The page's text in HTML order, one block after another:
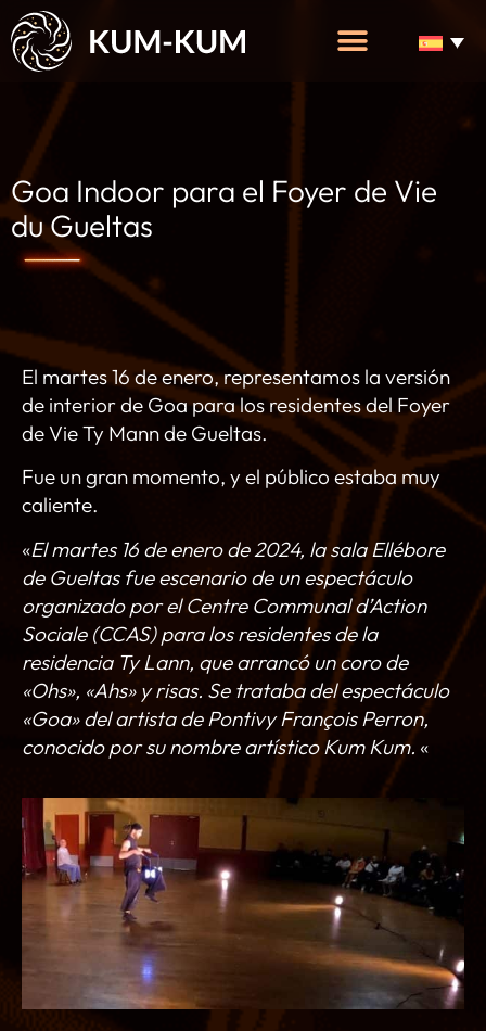
Goa Indoor para el Foyer de Vie
du Gueltas
El martes 16 de enero, representamos la versión
de interior de Goa para los residentes del Foyer
de Vie Ty Mann de Gueltas.
Fue un gran momento, y el público estaba muy
caliente.
«El martes 16 de enero de 2024, la sala Ellébore
de Gueltas fue escenario de un espectáculo
organizado por el Centre Communal d’Action
Sociale (CCAS) para los residentes de la
residencia Ty Lann, que arrancó un coro de
«Ohs», «Ahs» y risas. Se trataba del espectáculo
«Goa» del artista de Pontivy François Perron,
conocido por su nombre artístico Kum Kum. «